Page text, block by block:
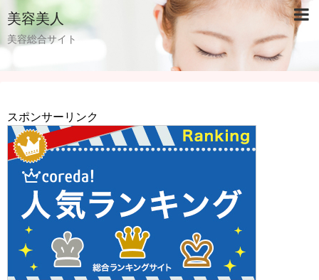
美容美人
美容総合サイト
スポンサーリンク